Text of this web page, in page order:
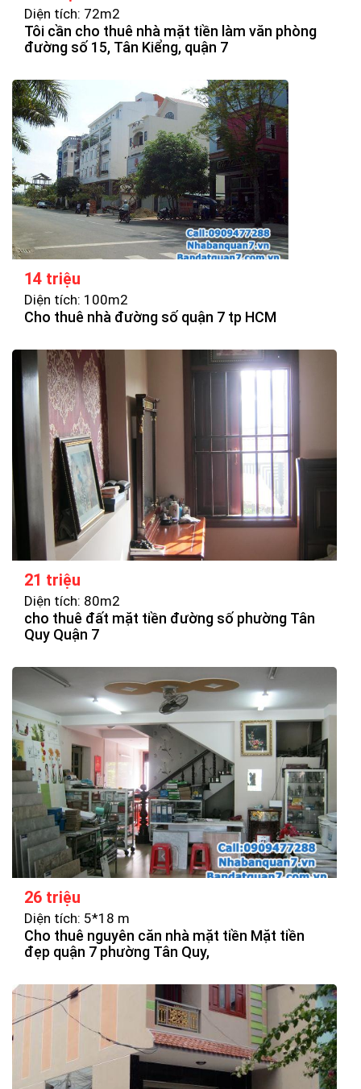
Diện tích: 72m2
Tôi cần cho thuê nhà mặt tiền làm văn phòng
đường số 15, Tân Kiểng, quận 7
14 triệu
Diện tích: 100m2
Cho thuê nhà đường số quận 7 tp HCM
21 triệu
Diện tích: 80m2
cho thuê đất mặt tiền đường số phường Tân
Quy Quận 7
26 triệu
Diện tích: 5*18 m
Cho thuê nguyên căn nhà mặt tiền Mặt tiền
đẹp quận 7 phường Tân Quy,